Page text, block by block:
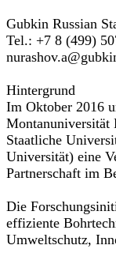
Gubkin Russian
Tel.: +7 8 (499)
Hintergrund
Im Oktober 2016
Montanuniversität
Staatliche
Universität) eine
Partnerschaft im
Die
effiziente
Umweltschutz,